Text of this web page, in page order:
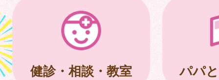
健診・相談・教室 パパ